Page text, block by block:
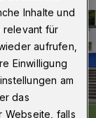
Inhalte und
relevant für
aufrufen,
Einwilligung
am
das
Webseite, falls